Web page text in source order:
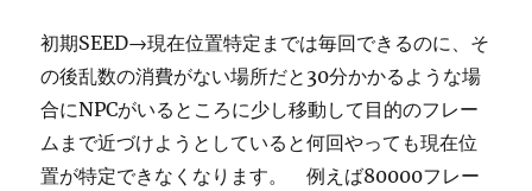
初期SEED→現在位置特定までは毎回できるのに、そ
の後乱数の消費がない場所だと30分かかるような場
合にNPCがいるところに少し移動して目的のフレー
ムまで近づけようとしていると何回やっても現在位
置が特定できなくなります。 例えば80000フレー